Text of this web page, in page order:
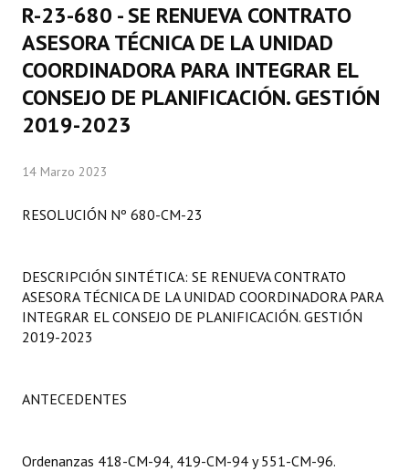
Integrantes del Concejo
Comisiones Permanentes
Comisiones Especiales
Constitución Nacional
Constitución Provincial
Carta Orgánica 2007
Organigrama
R-23-680 - SE RENUEVA CONTRATO
ASESORA TÉCNICA DE LA UNIDAD
COORDINADORA PARA INTEGRAR EL
CONSEJO DE PLANIFICACIÓN. GESTIÓN
2019-2023
14 Marzo 2023
RESOLUCIÓN Nº 680-CM-23
DESCRIPCIÓN SINTÉTICA: SE RENUEVA CONTRATO
ASESORA TÉCNICA DE LA UNIDAD COORDINADORA PARA
INTEGRAR EL CONSEJO DE PLANIFICACIÓN. GESTIÓN
2019-2023
ANTECEDENTES
Ordenanzas 418-CM-94, 419-CM-94 y 551-CM-96.